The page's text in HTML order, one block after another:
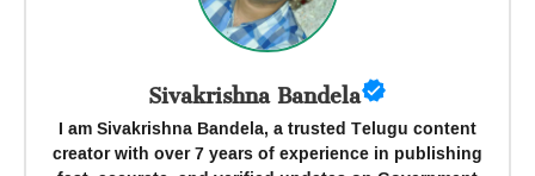
Sivakrishna Bandela
I am Sivakrishna Bandela, a trusted Telugu content
creator with over 7 years of experience in publishing